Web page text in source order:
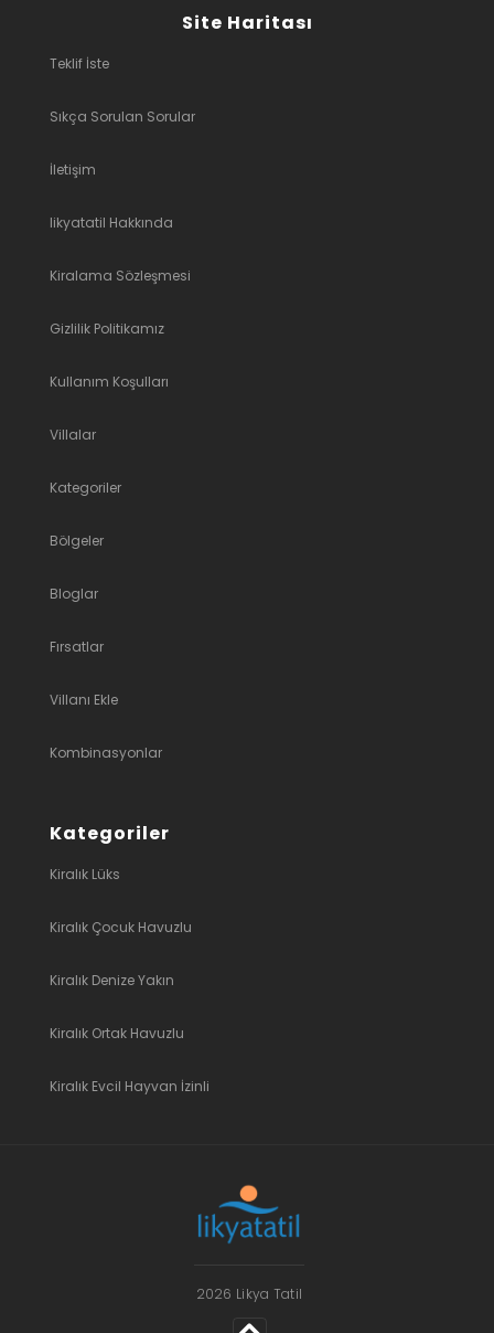
Site Haritası
Teklif İste
Sıkça Sorulan Sorular
İletişim
likyatatil Hakkında
Kiralama Sözleşmesi
Gizlilik Politikamız
Kullanım Koşulları
Villalar
Kategoriler
Bölgeler
Bloglar
Fırsatlar
Villanı Ekle
Kombinasyonlar
Kategoriler
Kiralık Lüks
Kiralık Çocuk Havuzlu
Kiralık Denize Yakın
Kiralık Ortak Havuzlu
Kiralık Evcil Hayvan İzinli
2026 Likya Tatil